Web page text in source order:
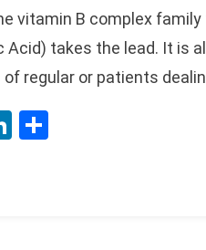
vitamin B complex
Acid) takes the lead. It
regular or patients
LinkedIn